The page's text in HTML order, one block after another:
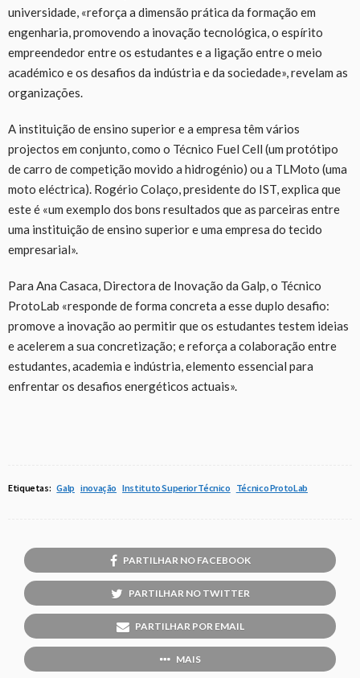
universidade, «reforça a dimensão prática da formação em
engenharia, promovendo a inovação tecnológica, o espírito
empreendedor entre os estudantes e a ligação entre o meio
académico e os desafios da indústria e da sociedade», revelam as
organizações.
A instituição de ensino superior e a empresa têm vários
projectos em conjunto, como o Técnico Fuel Cell (um protótipo
de carro de competição movido a hidrogénio) ou a TLMoto (uma
moto eléctrica). Rogério Colaço, presidente do IST, explica que
este é «um exemplo dos bons resultados que as parceiras entre
uma instituição de ensino superior e uma empresa do tecido
empresarial».
Para Ana Casaca, Directora de Inovação da Galp, o Técnico
ProtoLab «responde de forma concreta a esse duplo desafio:
promove a inovação ao permitir que os estudantes testem ideias
e acelerem a sua concretização; e reforça a colaboração entre
estudantes, academia e indústria, elemento essencial para
enfrentar os desafios energéticos actuais».
Etiquetas: Galp inovação Instituto Superior Técnico Técnico ProtoLab
PARTILHAR NO FACEBOOK
PARTILHAR NO TWITTER
PARTILHAR POR EMAIL
MAIS